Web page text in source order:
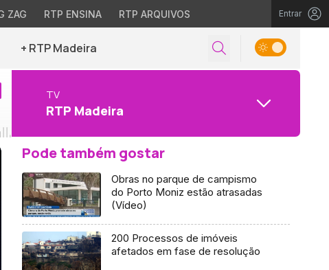
ZAG RTP ENSINA RTP ARQUIVOS Entrar
+ RTP Madeira
TV
RTP Madeira
Pode também gostar
Obras no parque de campismo
do Porto Moniz estão atrasadas
(Vídeo)
200 Processos de imóveis
afetados em fase de resolução